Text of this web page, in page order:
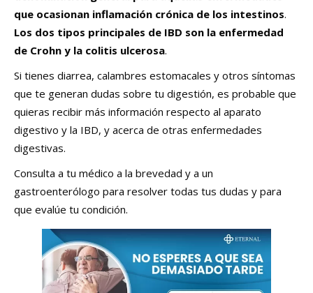
que ocasionan inflamación crónica de los intestinos.
Los dos tipos principales de IBD son la enfermedad
de Crohn y la colitis ulcerosa.
Si tienes diarrea, calambres estomacales y otros síntomas
que te generan dudas sobre tu digestión, es probable que
quieras recibir más información respecto al aparato
digestivo y la IBD, y acerca de otras enfermedades
digestivas.
Consulta a tu médico a la brevedad y a un
gastroenterólogo para resolver todas tus dudas y para
que evalúe tu condición.